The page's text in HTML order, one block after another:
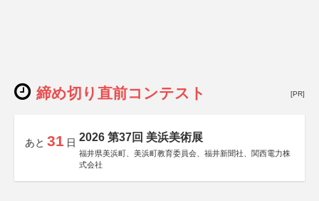
締め切り直前コンテスト [PR]
あと 31 日 2026 第37回 美浜美術展
福井県美浜町、美浜町教育委員会、福井新聞社、関西電力株
式会社